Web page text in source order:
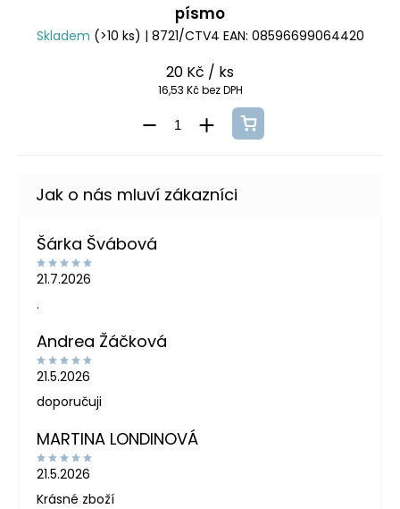
písmo
Skladem (>10 ks) | 8721/CTV4 EAN: 08596699064420
20 Kč / ks
16,53 Kč bez DPH
Šárka Švábová
21.7.2026
.
Andrea Žáčková
21.5.2026
doporučuji
MARTINA LONDINOVÁ
21.5.2026
Krásné zboží